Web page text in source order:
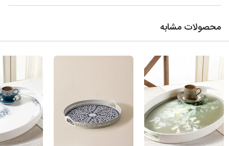
محصولات مشابه